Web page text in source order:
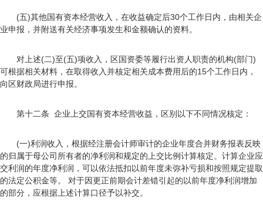
(五)其他国有资本经营收入，在收益确定后30个工作日内，由相关企
业申报，并附送有关经济事项发生和金额确认的资料。
对上述(二)至(五)项收入，区国资委等履行出资人职责的机构(部门)
可根据相关材料，在取得收入并核定相关成本费用后的15个工作日内，
向区财政局进行申报。
第十二条 企业上交国有资本经营收益，区别以下不同情况核定：
(一)利润收入，根据经注册会计师审计的企业年度合并财务报表反映
的归属于母公司所有者的净利润和规定的上交比例计算核定。计算企业应
交利润的年度净利润，可以依法抵扣以前年度未弥补亏损和按照规定提取
的法定公积金等。 对于因更正前期会计差错引起的以前年度净利润增加
的部分，应根据上述计算口径予以补交。